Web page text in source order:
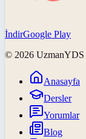
İndirGoogle Play
© 2026 UzmanYDS
Anasayfa
Dersler
Yorumlar
Blog